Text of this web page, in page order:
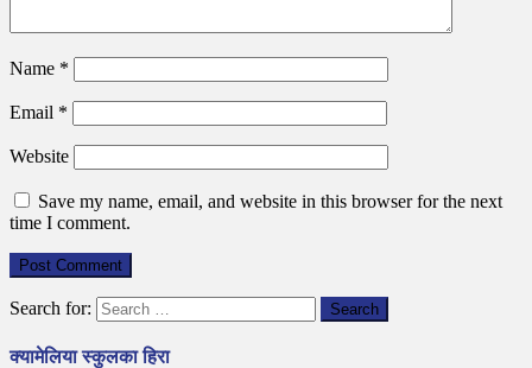
Name *
Email *
Website
Save my name, email, and website in this browser for the next
time I comment.
Search for:
क्यामेलिया स्कुलका हिरा